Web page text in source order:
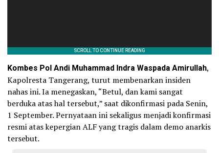
Kombes Pol Andi Muhammad Indra Waspada Amirullah,
Kapolresta Tangerang, turut membenarkan insiden
nahas ini. Ia menegaskan, “Betul, dan kami sangat
berduka atas hal tersebut,” saat dikonfirmasi pada Senin,
1 September. Pernyataan ini sekaligus menjadi konfirmasi
resmi atas kepergian ALF yang tragis dalam demo anarkis
tersebut.